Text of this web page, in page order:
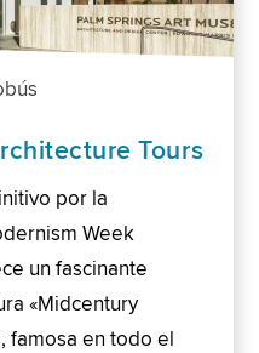
Tours
por la
Week
un fascinante
«Midcentury
famosa en todo el